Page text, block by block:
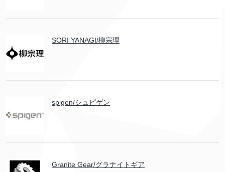
SORI YANAGI/柳宗理
spigen/シュピゲン
Granite Gear/グラナイトギア